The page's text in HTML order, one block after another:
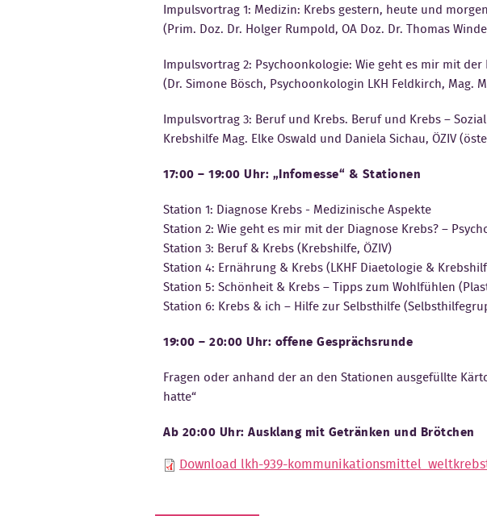
Impulsvortrag 1: Medizin: Krebs gestern, heute und
(Prim. Doz. Dr. Holger Rumpold, OA Doz. Dr. Thomas
Impulsvortrag 2: Psychoonkologie: Wie geht es mir mit der
(Dr. Simone Bösch, Psychoonkologin LKH Feldkirch, Mag.
Impulsvortrag 3: Beruf und Krebs. Beruf und Krebs –
Krebshilfe Mag. Elke Oswald und Daniela Sichau, ÖZIV
17:00 – 19:00 Uhr: „Infomesse“ & Stationen
Station 1: Diagnose Krebs - Medizinische Aspekte
Station 2: Wie geht es mir mit der Diagnose Krebs? –
Station 3: Beruf & Krebs (Krebshilfe, ÖZIV)
Station 4: Ernährung & Krebs (LKHF Diaetologie &
Station 5: Schönheit & Krebs – Tipps zum Wohlfühlen
Station 6: Krebs & ich – Hilfe zur Selbsthilfe
19:00 – 20:00 Uhr: offene Gesprächsrunde
Fragen oder anhand der an den Stationen ausgefüllte
hatte“
Ab 20:00 Uhr: Ausklang mit Getränken und Brötchen
Download lkh-939-